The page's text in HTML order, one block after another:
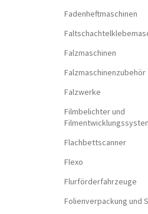
Fadenheftmaschinen
Falzmaschinen
Falzmaschinenzubehör
Falzwerke
Filmbelichter und
Flachbettscanner
Flexo
Flurförderfahrzeuge
Folienverpackung und